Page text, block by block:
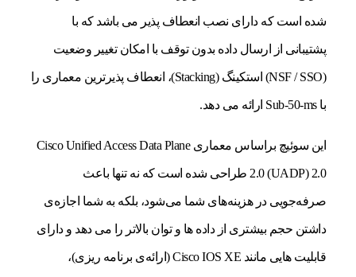
شده است که دارای نصب انعطاف پذیر می باشد که با
پشتیبانی از ارسال داده بدون توقف با امکان تغییر وضعیت
(NSF / SSO) استکینگ (Stacking)، انعطاف پذیرترین معماری را
با Sub-50-ms ارائه می دهد.
این سوئیچ‌ براساس معماری Cisco Unified Access Data Plane
2.0 (UADP) 2.0 طراحی شده است که نه تنها باعث
صرفه‌جویی در هزینه‌های شما می‌شود، بلکه به شما اجازه‌ی
داشتن حجم بیشتری از داده ها و توان بالاتر را می دهد و دارای
قابلیت هایی مانند Cisco IOS XE (ارائه‌ی برنامه ریزی)،